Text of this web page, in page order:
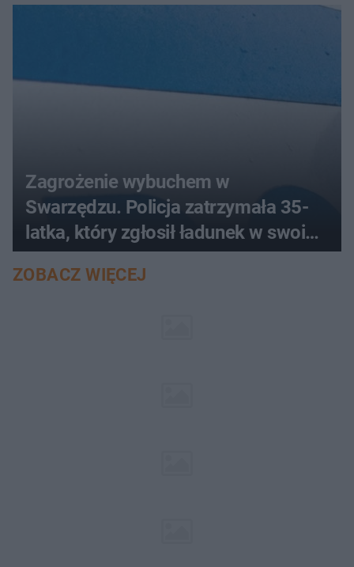
Zagrożenie wybuchem w
Swarzędzu. Policja zatrzymała 35-
latka, który zgłosił ładunek w swoim
aucie
ZOBACZ WIĘCEJ